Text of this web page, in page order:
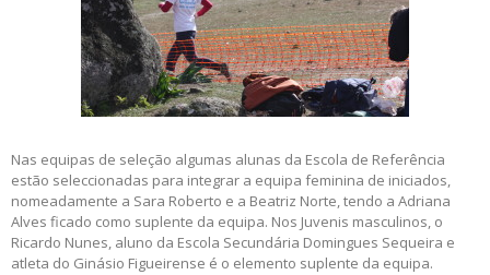
Nas equipas de seleção algumas alunas da Escola de Referência
estão seleccionadas para integrar a equipa feminina de iniciados,
nomeadamente a Sara Roberto e a Beatriz Norte, tendo a Adriana
Alves ficado como suplente da equipa. Nos Juvenis masculinos, o
Ricardo Nunes, aluno da Escola Secundária Domingues Sequeira e
atleta do Ginásio Figueirense é o elemento suplente da equipa.